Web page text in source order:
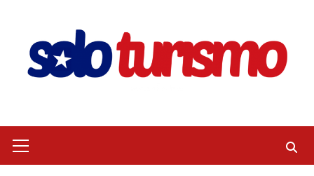
contenido
primario